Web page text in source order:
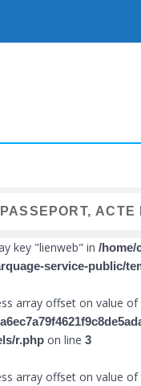
key "lienweb" in /home/
service-public/
array offset on value of
r.phpon line 3
array offset on value of